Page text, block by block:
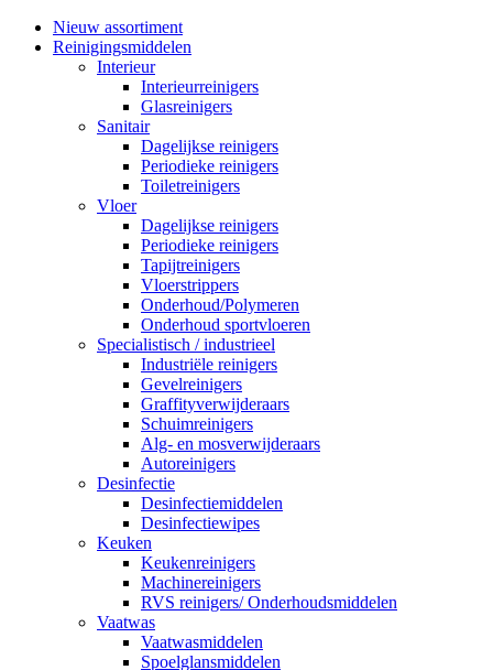
Nieuw assortiment
Reinigingsmiddelen
Interieur
Interieurreinigers
Glasreinigers
Sanitair
Dagelijkse reinigers
Periodieke reinigers
Toiletreinigers
Vloer
Dagelijkse reinigers
Periodieke reinigers
Tapijtreinigers
Vloerstrippers
Onderhoud/Polymeren
Onderhoud sportvloeren
Specialistisch / industrieel
Industriële reinigers
Gevelreinigers
Graffityverwijderaars
Schuimreinigers
Alg- en mosverwijderaars
Autoreinigers
Desinfectie
Desinfectiemiddelen
Desinfectiewipes
Keuken
Keukenreinigers
Machinereinigers
RVS reinigers/ Onderhoudsmiddelen
Vaatwas
Vaatwasmiddelen
Spoelglansmiddelen